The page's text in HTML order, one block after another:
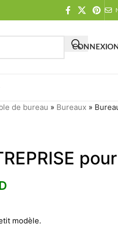
de bureau » Bureaux »
modèle.